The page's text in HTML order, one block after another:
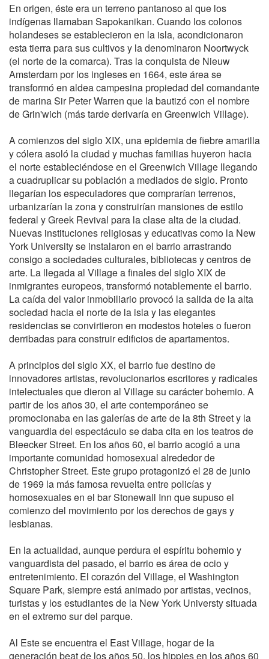
En origen, éste era un terreno pantanoso al que los
indígenas llamaban Sapokanikan. Cuando los colonos
holandeses se establecieron en la isla, acondicionaron
esta tierra para sus cultivos y la denominaron Noortwyck
(el norte de la comarca). Tras la conquista de Nieuw
Amsterdam por los ingleses en 1664, este área se
transformó en aldea campesina propiedad del comandante
de marina Sir Peter Warren que la bautizó con el nombre
de Grin'wich (más tarde derivaría en Greenwich Village).
A comienzos del siglo XIX, una epidemia de fiebre amarilla
y cólera asoló la ciudad y muchas familias huyeron hacia
el norte estableciéndose en el Greenwich Village llegando
a cuadruplicar su población a mediados de siglo. Pronto
llegarían los especuladores que comprarían terrenos,
urbanizarían la zona y construirían mansiones de estilo
federal y Greek Revival para la clase alta de la ciudad.
Nuevas instituciones religiosas y educativas como la New
York University se instalaron en el barrio arrastrando
consigo a sociedades culturales, bibliotecas y centros de
arte. La llegada al Village a finales del siglo XIX de
inmigrantes europeos, transformó notablemente el barrio.
La caída del valor inmobiliario provocó la salida de la alta
sociedad hacia el norte de la isla y las elegantes
residencias se convirtieron en modestos hoteles o fueron
derribadas para construir edificios de apartamentos.
A principios del siglo XX, el barrio fue destino de
innovadores artistas, revolucionarios escritores y radicales
intelectuales que dieron al Village su carácter bohemio. A
partir de los años 30, el arte contemporáneo se
promocionaba en las galerías de arte de la 8th Street y la
vanguardia del espectáculo se daba cita en los teatros de
Bleecker Street. En los años 60, el barrio acogió a una
importante comunidad homosexual alrededor de
Christopher Street. Este grupo protagonizó el 28 de junio
de 1969 la más famosa revuelta entre policías y
homosexuales en el bar Stonewall Inn que supuso el
comienzo del movimiento por los derechos de gays y
lesbianas.
En la actualidad, aunque perdura el espíritu bohemio y
vanguardista del pasado, el barrio es área de ocio y
entretenimiento. El corazón del Village, el Washington
Square Park, siempre está animado por artistas, vecinos,
turistas y los estudiantes de la New York Universty situada
en el extremo sur del parque.
Al Este se encuentra el East Village, hogar de la
generación beat de los años 50, los hippies en los años 60